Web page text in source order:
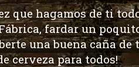
que hagamos de ti
fardar un
una buena caña
cerveza para todos!